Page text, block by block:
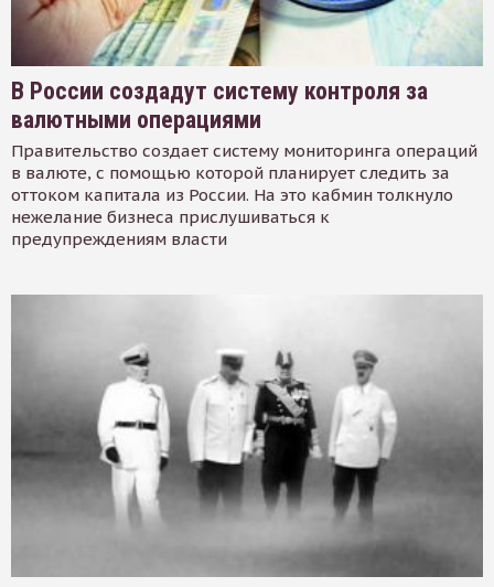
В России создадут систему контроля за
валютными операциями
Правительство создает систему мониторинга операций
в валюте, с помощью которой планирует следить за
оттоком капитала из России. На это кабмин толкнуло
нежелание бизнеса прислушиваться к
предупреждениям власти